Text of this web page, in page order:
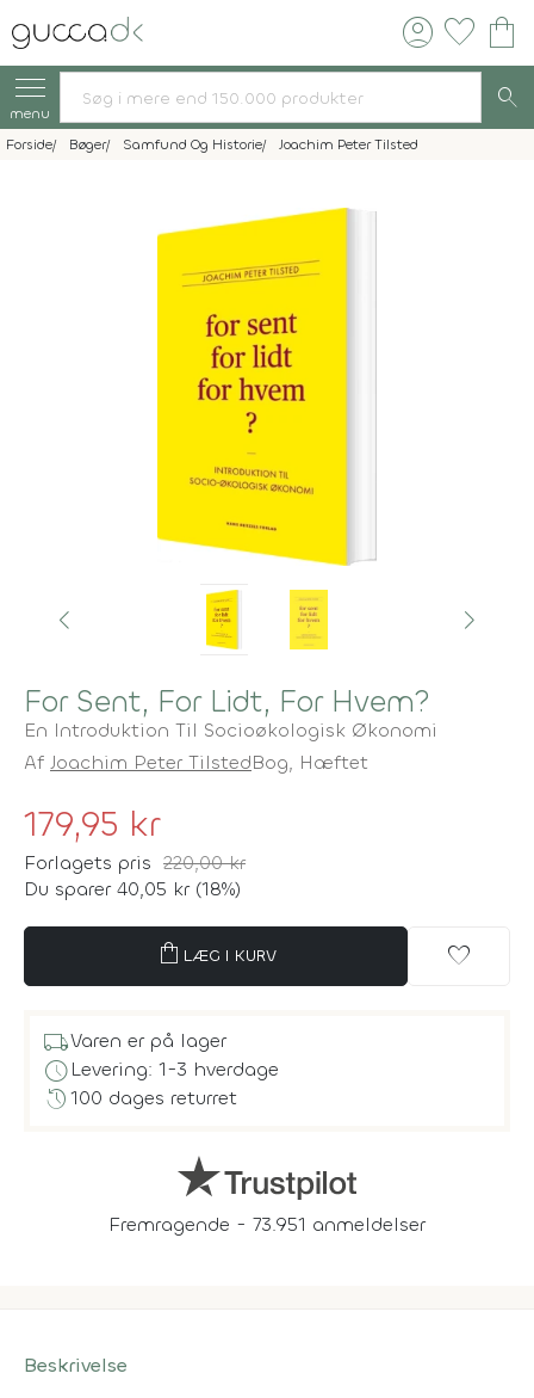
account_circle favorite shopping_bag
menu search
Forside Bøger Samfund Og Historie Joachim Peter Tilsted
For Sent, For Lidt, For Hvem?
En Introduktion Til Socioøkologisk Økonomi
Af Joachim Peter TilstedBog, Hæftet
179,95 kr
Forlagets pris 220,00 kr
Du sparer 40,05 kr (18%)
shopping_bag LÆG I KURV favorite
local_shippingVaren er på lager
scheduleLevering: 1-3 hverdage
history100 dages returret
Fremragende - 73.951 anmeldelser
Beskrivelse